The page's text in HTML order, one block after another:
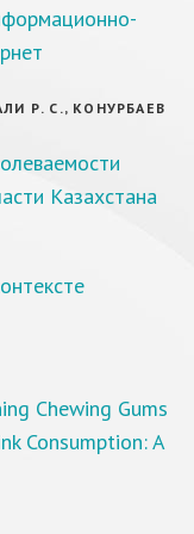
Р. С., КОНУРБАЕВ
Казахстана
Chewing Gums
Consumption: A